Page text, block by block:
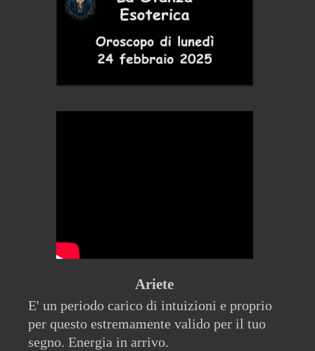
Ariete
E' un periodo carico di intuizioni e proprio
per questo estremamente valido per il tuo
segno. Energia in arrivo.